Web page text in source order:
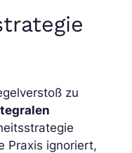
zu
Praxis ignoriert,